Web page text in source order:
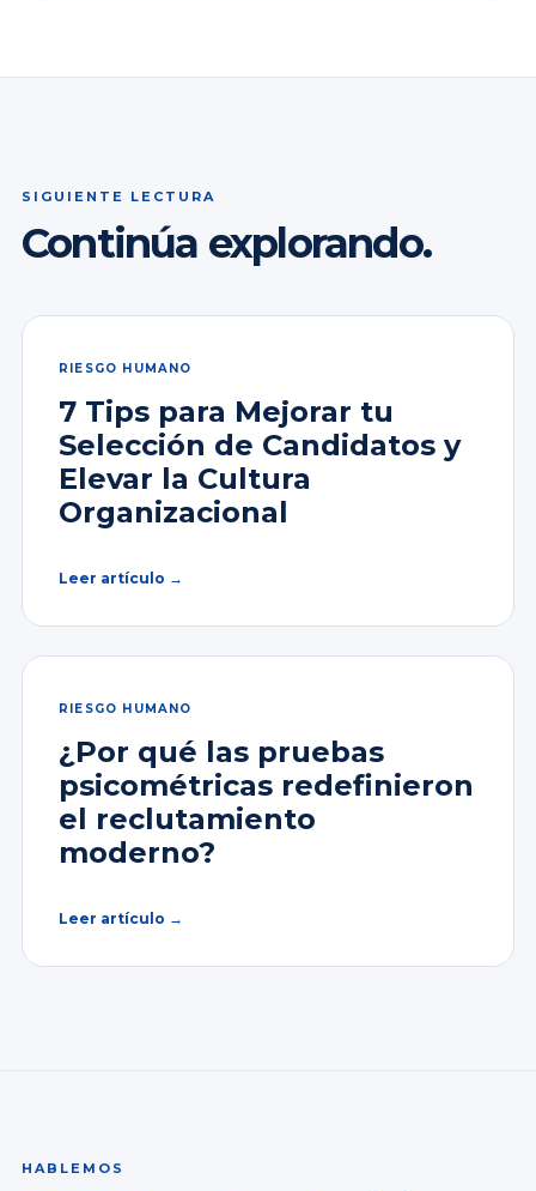
SIGUIENTE LECTURA
Continúa explorando.
RIESGO HUMANO
7 Tips para Mejorar tu
Selección de Candidatos y
Elevar la Cultura
Organizacional
Leer artículo →
RIESGO HUMANO
¿Por qué las pruebas
psicométricas redefinieron
el reclutamiento
moderno?
Leer artículo →
HABLEMOS